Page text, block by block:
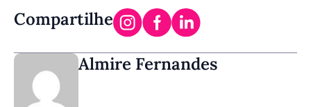
Compartilhe
Almire Fernandes